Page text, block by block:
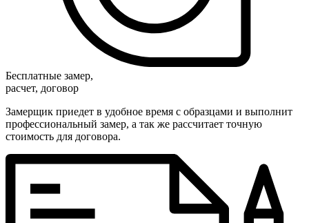
Бесплатные замер,
расчет, договор
Замерщик приедет в удобное время с образцами и выполнит
профессиональный замер, а так же рассчитает точную
стоимость для договора.